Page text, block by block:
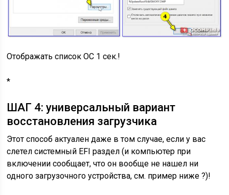
Отображать список ОС 1 сек.!
*
ШАГ 4: универсальный вариант
восстановления загрузчика
Этот способ актуален даже в том случае, если у вас
слетел системный EFI раздел (и компьютер при
включении сообщает, что он вообще не нашел ни
одного загрузочного устройства, см. пример ниже ?)!